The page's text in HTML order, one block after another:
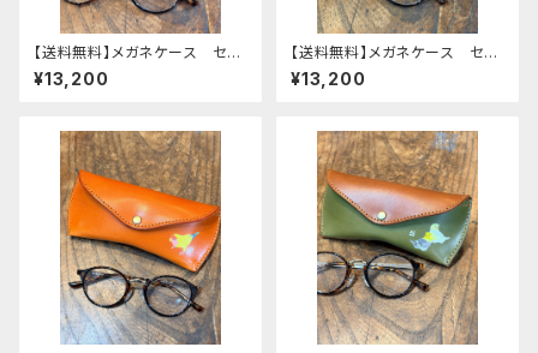
【送料無料】メガネケース セキ
セイインコ モノトーン Gree
n グリーン せきせいいん
¥13,200
【送料無料】メガネケース セキ
セイインコ ノーマルブルー
レッドブラウン せきせいいん
¥13,200